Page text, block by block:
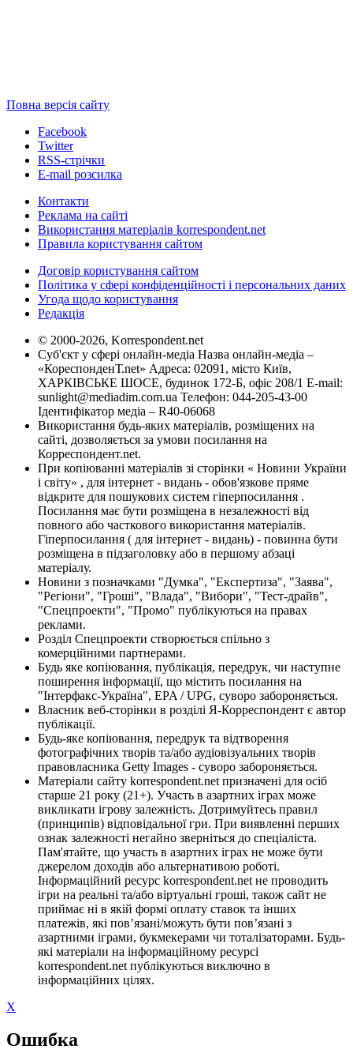
Повна версія сайту
Facebook
Twitter
RSS-стрічки
E-mail розсилка
Контакти
Реклама на сайті
Використання матеріалів korrespondent.net
Правила користування сайтом
Договір користування сайтом
Політика у сфері конфіденційності і персональних даних
Угода щодо користування
Редакція
© 2000-2026, Korrespondent.net
Суб'єкт у сфері онлайн-медіа Назва онлайн-медіа –
«КореспонденТ.net» Адреса: 02091, місто Київ,
ХАРКІВСЬКЕ ШОСЕ, будинок 172-Б, офіс 208/1 E-mail:
sunlight@mediadim.com.ua Телефон: 044-205-43-00
Ідентифікатор медіа – R40-06068
Використання будь-яких матеріалів, розміщених на
сайті, дозволяється за умови посилання на
Корреспондент.net.
При копіюванні матеріалів зі сторінки « Новини України
і світу» , для інтернет - видань - обов'язкове пряме
відкрите для пошукових систем гіперпосилання .
Посилання має бути розміщена в незалежності від
повного або часткового використання матеріалів.
Гіперпосилання ( для інтернет - видань) - повинна бути
розміщена в підзаголовку або в першому абзаці
матеріалу.
Новини з позначками "Думка", "Експертиза", "Заява",
"Регіони", "Гроші", "Влада", "Вибори", "Тест-драйв",
"Спецпроекти", "Промо" публікуються на правах
реклами.
Розділ Спецпроекти створюється спільно з
комерційними партнерами.
Будь яке копіювання, публікація, передрук, чи наступне
поширення інформації, що містить посилання на
"Інтерфакс-Україна", EPA / UPG, суворо забороняється.
Власник веб-сторінки в розділі Я-Корреспондент є автор
публікації.
Будь-яке копіювання, передрук та відтворення
фотографічних творів та/або аудіовізуальних творів
правовласника Getty Images - суворо забороняється.
Матеріали сайту korrespondent.net призначені для осіб
старше 21 року (21+). Участь в азартних іграх може
викликати ігрову залежність. Дотримуйтесь правил
(принципів) відповідальної гри. При виявленні перших
ознак залежності негайно зверніться до спеціаліста.
Пам'ятайте, що участь в азартних іграх не може бути
джерелом доходів або альтернативою роботі.
Інформаційний ресурс korrespondent.net не проводить
ігри на реальні та/або віртуальні гроші, також сайт не
приймає ні в якій формі оплату ставок та інших
платежів, які пов’язані/можуть бути пов’язані з
азартними іграми, букмекерами чи тоталізаторами. Будь-
які матеріали на інформаційному ресурсі
korrespondent.net публікуються виключно в
інформаційних цілях.
X
Ошибка